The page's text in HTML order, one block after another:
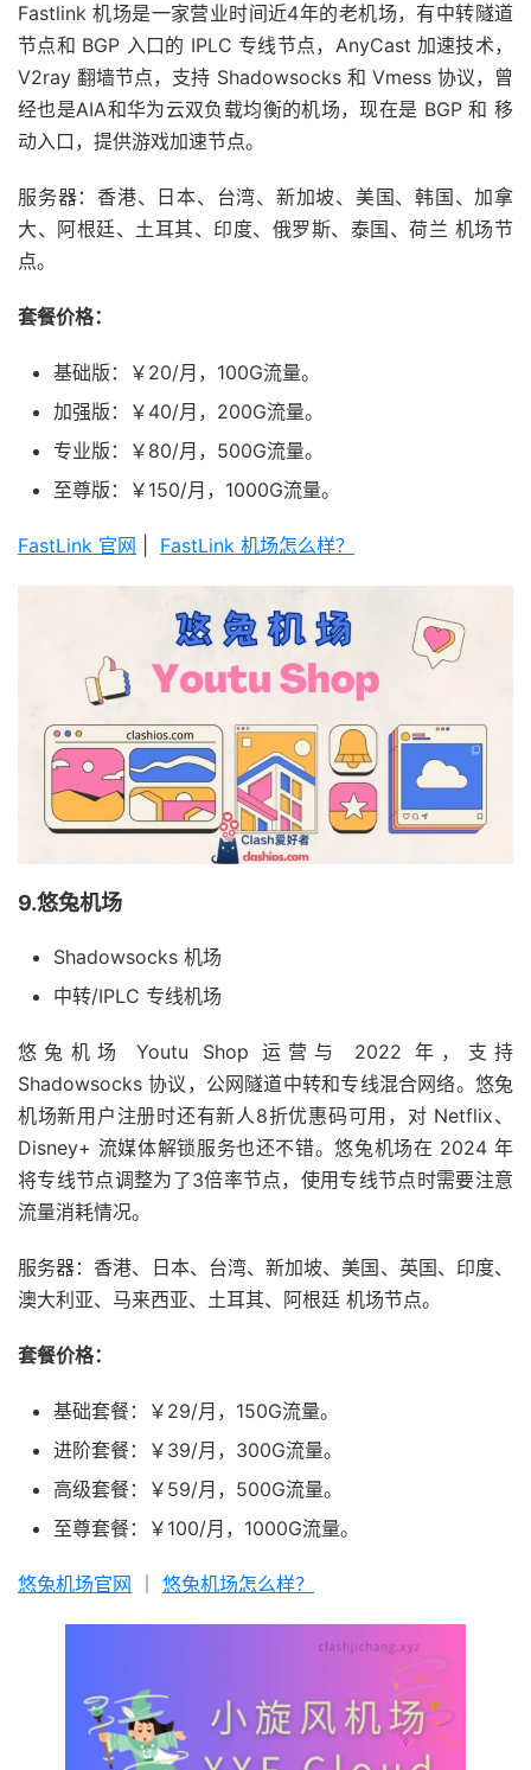
Fastlink 机场是一家营业时间近4年的老机场，有中转隧道
节点和 BGP 入口的 IPLC 专线节点，AnyCast 加速技术，
V2ray 翻墙节点，支持 Shadowsocks 和 Vmess 协议，曾
经也是AIA和华为云双负载均衡的机场，现在是 BGP 和 移
动入口，提供游戏加速节点。
服务器：香港、日本、台湾、新加坡、美国、韩国、加拿
大、阿根廷、土耳其、印度、俄罗斯、泰国、荷兰 机场节
点。
套餐价格：
基础版：￥20/月，100G流量。
加强版：￥40/月，200G流量。
专业版：￥80/月，500G流量。
至尊版：￥150/月，1000G流量。
FastLink 官网 FastLink 机场怎么样？
9.悠兔机场
Shadowsocks 机场
中转/IPLC 专线机场
悠兔机场 Youtu Shop 运营与 2022 年，支持
Shadowsocks 协议，公网隧道中转和专线混合网络。悠兔
机场新用户注册时还有新人8折优惠码可用，对 Netflix、
Disney+ 流媒体解锁服务也还不错。悠兔机场在 2024 年
将专线节点调整为了3倍率节点，使用专线节点时需要注意
流量消耗情况。
服务器：香港、日本、台湾、新加坡、美国、英国、印度、
澳大利亚、马来西亚、土耳其、阿根廷 机场节点。
套餐价格：
基础套餐：￥29/月，150G流量。
进阶套餐：￥39/月，300G流量。
高级套餐：￥59/月，500G流量。
至尊套餐：￥100/月，1000G流量。
悠兔机场官网 悠兔机场怎么样？